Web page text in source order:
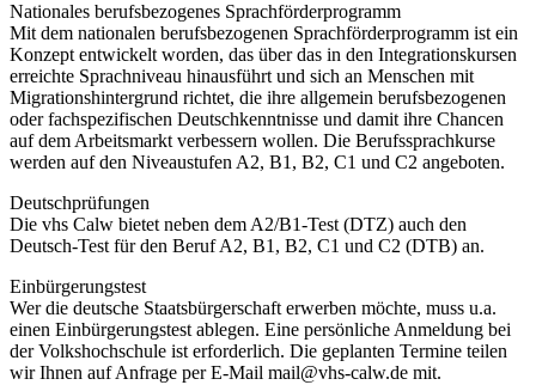
Nationales berufsbezogenes Sprachförderprogramm
Mit dem nationalen berufsbezogenen Sprachförderprogramm ist ein
Konzept entwickelt worden, das über das in den Integrationskursen
erreichte Sprachniveau hinausführt und sich an Menschen mit
Migrationshintergrund richtet, die ihre allgemein berufsbezogenen
oder fachspezifischen Deutschkenntnisse und damit ihre Chancen
auf dem Arbeitsmarkt verbessern wollen. Die Berufssprachkurse
werden auf den Niveaustufen A2, B1, B2, C1 und C2 angeboten.
Deutschprüfungen
Die vhs Calw bietet neben dem A2/B1-Test (DTZ) auch den
Deutsch-Test für den Beruf A2, B1, B2, C1 und C2 (DTB) an.
Einbürgerungstest
Wer die deutsche Staatsbürgerschaft erwerben möchte, muss u.a.
einen Einbürgerungstest ablegen. Eine persönliche Anmeldung bei
der Volkshochschule ist erforderlich. Die geplanten Termine teilen
wir Ihnen auf Anfrage per E-Mail mail@vhs-calw.de mit.